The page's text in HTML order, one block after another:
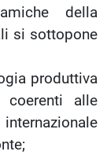
della
si sottopone
produttiva
alle